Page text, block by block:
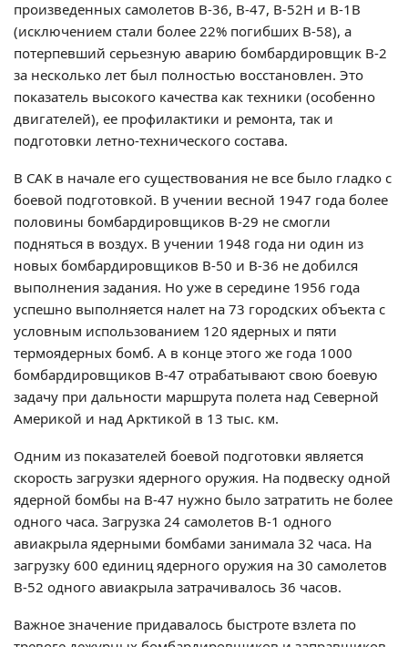
произведенных самолетов В-36, В-47, В-52Н и В-1В
(исключением стали более 22% погибших В-58), а
потерпевший серьезную аварию бомбардировщик В-2
за несколько лет был полностью восстановлен. Это
показатель высокого качества как техники (особенно
двигателей), ее профилактики и ремонта, так и
подготовки летно-технического состава.
В САК в начале его существования не все было гладко с
боевой подготовкой. В учении весной 1947 года более
половины бомбардировщиков В-29 не смогли
подняться в воздух. В учении 1948 года ни один из
новых бомбардировщиков В-50 и В-36 не добился
выполнения задания. Но уже в середине 1956 года
успешно выполняется налет на 73 городских объекта с
условным использованием 120 ядерных и пяти
термоядерных бомб. А в конце этого же года 1000
бомбардировщиков В-47 отрабатывают свою боевую
задачу при дальности маршрута полета над Северной
Америкой и над Арктикой в 13 тыс. км.
Одним из показателей боевой подготовки является
скорость загрузки ядерного оружия. На подвеску одной
ядерной бомбы на В-47 нужно было затратить не более
одного часа. Загрузка 24 самолетов В-1 одного
авиакрыла ядерными бомбами занимала 32 часа. На
загрузку 600 единиц ядерного оружия на 30 самолетов
В-52 одного авиакрыла затрачивалось 36 часов.
Важное значение придавалось быстроте взлета по